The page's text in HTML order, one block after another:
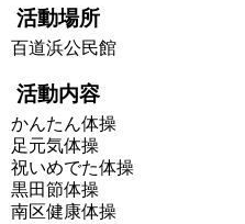
活動場所
百道浜公民館
活動内容
かんたん体操
足元気体操
祝いめでた体操
黒田節体操
南区健康体操